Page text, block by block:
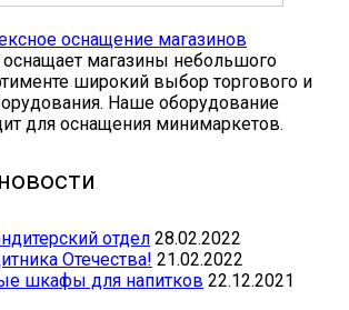
магазины небольшого
широкий выбор торгового и
Наше оборудование
для оснащения минимаркетов.
отдел 28.02.2022
Отечества! 21.02.2022
шкафы для напитков 22.12.2021